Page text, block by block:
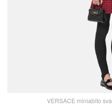
VERSACE miniabito